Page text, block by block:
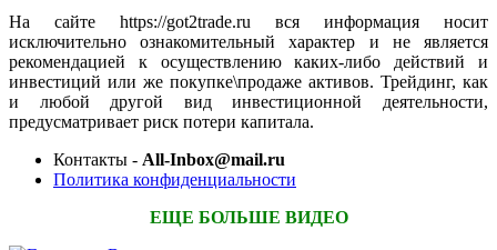
На сайте https://got2trade.ru вся информация носит
исключительно ознакомительный характер и не является
рекомендацией к осуществлению каких-либо действий и
инвестиций или же покупке\продаже активов. Трейдинг, как
и любой другой вид инвестиционной деятельности,
предусматривает риск потери капитала.
Контакты - All-Inbox@mail.ru
Политика конфиденциальности
ЕЩЕ БОЛЬШЕ ВИДЕО